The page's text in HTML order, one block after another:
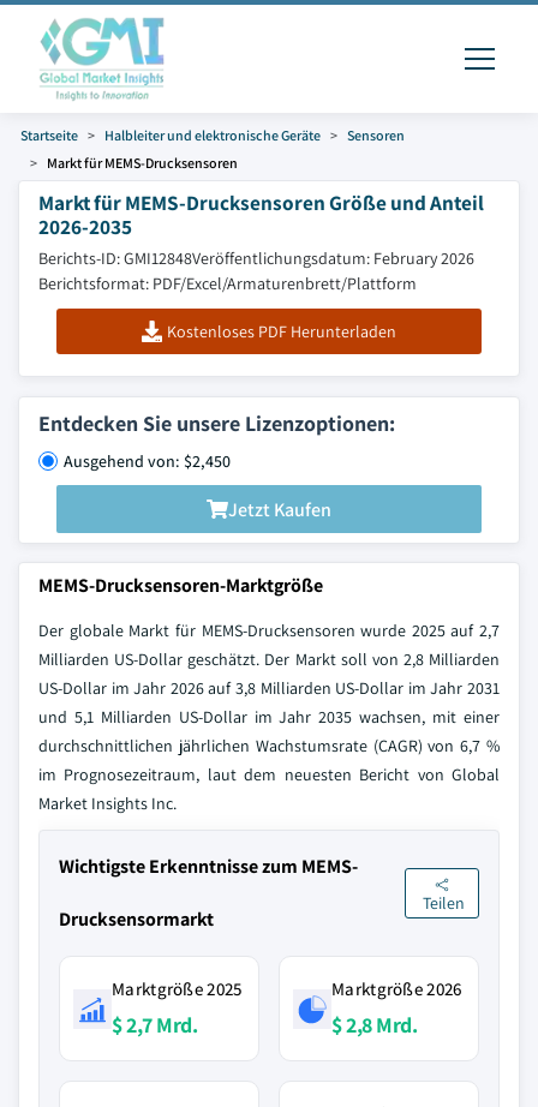
Startseite Halbleiter und elektronische Geräte
Sensoren
Markt für MEMS-Drucksensoren
Markt für MEMS-Drucksensoren Größe und Anteil
2026-2035
Berichts-ID: GMI12848Veröffentlichungsdatum: February 2026
Berichtsformat: PDF/Excel/Armaturenbrett/Plattform
Kostenloses PDF Herunterladen
Entdecken Sie unsere Lizenzoptionen:
Ausgehend von: $2,450
Jetzt Kaufen
MEMS-Drucksensoren-Marktgröße
Der globale Markt für MEMS-Drucksensoren wurde 2025 auf 2,7
Milliarden US-Dollar geschätzt. Der Markt soll von 2,8 Milliarden
US-Dollar im Jahr 2026 auf 3,8 Milliarden US-Dollar im Jahr 2031
und 5,1 Milliarden US-Dollar im Jahr 2035 wachsen, mit einer
durchschnittlichen jährlichen Wachstumsrate (CAGR) von 6,7 %
im Prognosezeitraum, laut dem neuesten Bericht von Global
Market Insights Inc.
Wichtigste Erkenntnisse zum MEMS-
Drucksensormarkt
Teilen
Marktgröße 2025
$ 2,7 Mrd.
Marktgröße 2026
$ 2,8 Mrd.